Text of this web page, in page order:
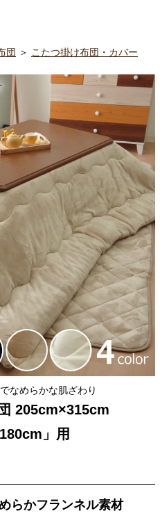
団 ＞ こたつ掛け布団・カバー
なめらかな肌ざわり
205cm×315cm
」用
らかフランネル素材